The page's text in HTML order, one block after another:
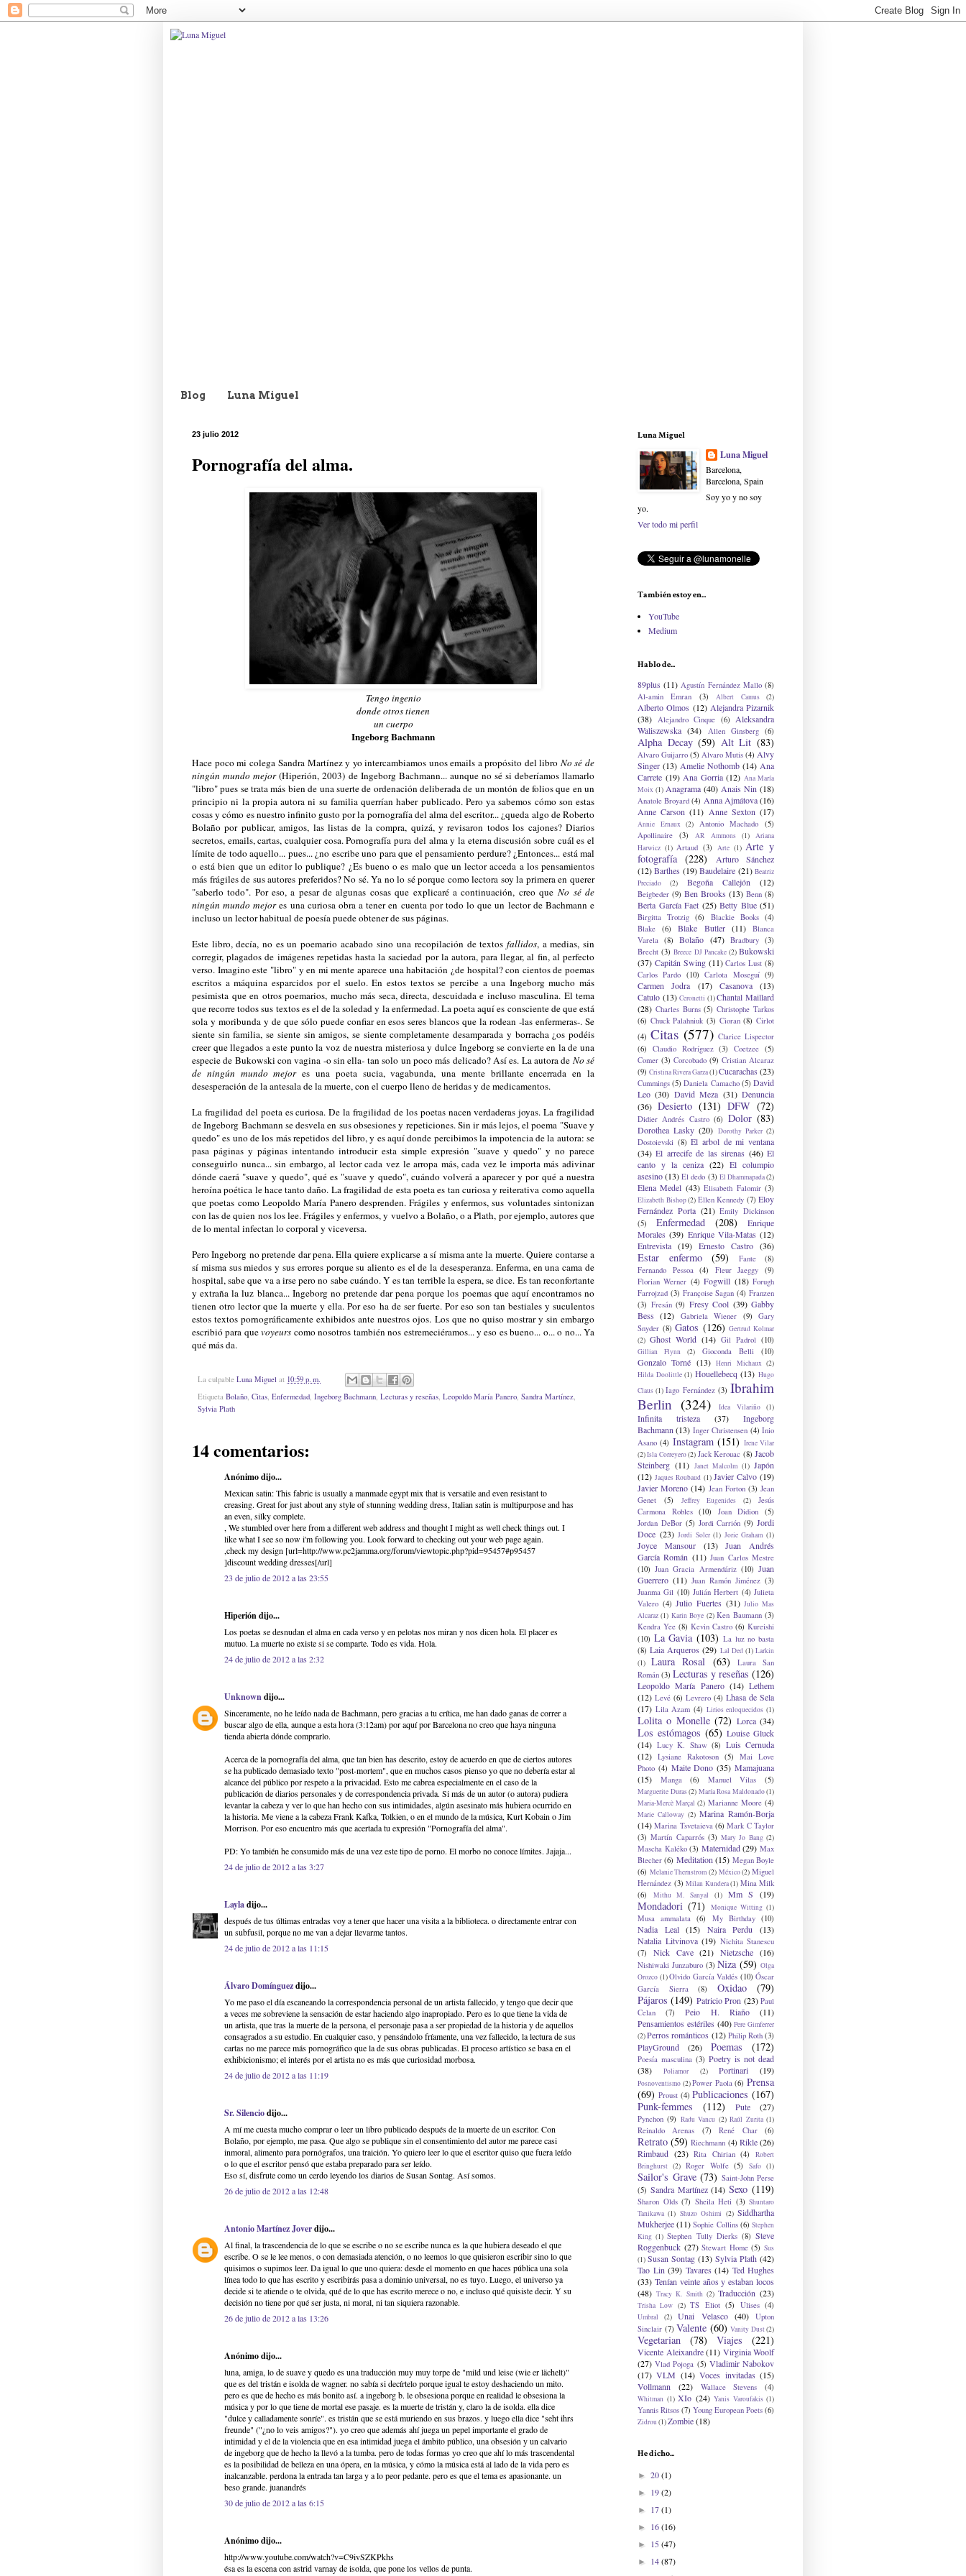
Blog Luna Miguel
23 julio 2012
Pornografía del alma.
Tengo ingenio
donde otros tienen
un cuerpo
Ingeborg Bachmann
Hace poco mi colega Sandra Martínez y yo intercambiamos unos emails a propósito del libro No sé de
ningún mundo mejor(Hiperión, 2003) de Ingeborg Bachmann... aunque no sé si deberíamos llamarlo
"libro" pues se trata más bien de una suerte de ordenación deliberada de un montón de folios que en un
principio ni la propia autora ni su familia querrían haber publicado. Pero ya sabemos cómo son estas
cosas y cómo es nuestro infinito gusto por la pornografía del alma del escritor... ¿queda algo de Roberto
Bolaño por publicar, amigos, las listas de la compra, quizá, y revisaron todos los cajones? Diarios
secretos, emails, cartas, cualquier cosa. Pornografía pura del alma y la eterna discusión sobre cuál es el
límite de todo aquello... pues... ¿no escribe uno para que el pensamiento perdure? ¿Entonces... está mal
o está bien que un editor lo publique? ¿Es bueno o es malo que un lector acceda a los pensamientos
más frágiles de sus autores preferidos? No sé. Ya no lo sé porque como lectora soy la primera en querer
"saberlo todo". Por eso, a pesar de algunas cosas que explicaré a continuación, creo queNo sé de
ningún mundo mejores una curiosa obra a tener en cuenta por todo lo que un lector de Bachmann e
incluso un lector habitual de poesía puede obtener de sus páginas.
Este libro, decía, no es un poemario acabado sino una recopilación de textos fallidos, a medias, sin
corregir, plagados de imágenes repetidas hasta la saciedad por la autora, para llegar, al fin, al perfecto
verso. Imagino este "libro" y en mi mente aparece una habitación ¿de hospital? con cientos de poemas
escritos a máquina esparcidos por el suelo. En estos textos se percibe a una Ingeborg mucho más
pesimista que en otros poemarios, mucho más seca, directa, descuidada e incluso masculina. El tema
que recorre todos sus textos es el de la soledad y la enfermedad. La poeta aquí es consciente de que está
sola y moribunda y de que sólo puede confiar en esos seres blancos que la rodean -las enfermeras-. Se
siente sin familia, se siente sin amigos, se siente completamente desamparada y borracha ¿os podéis
creer que llegados a este punto la voz de nuestra misteriosa y dulce Ingeborg se convierte en la de una
especie de Bukowski con vagina -o sin ella- tan solo un poco más delicado? Así es. La autora de No sé
de ningún mundo mejores una poeta sucia, vagabunda, una mente brillante encerrada en la
desesperación de la antesala de la muerte, con el cuerpo lleno de heridas y de medicamentos.
La fragilidad del poeta es curiosa. De la fragilidad de los poetas nacen verdaderas joyas. La fragilidad
de Ingeborg Bachmann se desvela en sus obsesiones y repeticiones. Sin ir más lejos, el poema "Suave y
quedo" es uno de los más repetidos del libro, y es aquí donde percibimos la impotencia de la autora: se
pasa páginas y páginas intentando introducir esta simple expresión "suave y quedo" y no parece
conseguirlo nunca... sin embargo, al lector cada vez le arropa más, cada vez le importa más adivinar
dónde caerá "suave y quedo", qué es "suave y quedo", cuándo volverá a aparecer y por qué a nuestra
heroína poética le hace tanto daño. La fragilidad de esta poeta es tan curiosa y reiterativa como aquella
que poetas como Leopoldo María Panero desprenden. Frágiles y enfermos, sus voluntades sintonizan
con las de quien nos los lee. Frágiles y enfermos, y vuelvo a Bolaño, o a Plath, por ejemplo, autores que
de lo mental infectan lo corporal y viceversa.
Pero Ingeborg no pretende dar pena. Ella quiere explicarse a sí misma ante la muerte. Quiere contarse a
sí misma sus miedos y sus errores porque su aliento es el de la desesperanza. Enferma, en una cama de
hospital, sabe que va a irse pero no sabe cuándo. Y es tan terrible la espera, se dice. Es tan reconfortante
y extraña la luz blanca... Ingeborg no pretende dar pena porque los poemas que aquí encontramos no
tienen otro lector que la muerte y ella. Por eso ha de ser fuerte. Por eso son tan bestiales y suculentos
estos textos pornográficamente exhibidos ante nuestros ojos. Los que no quiso mostrar y sin embargo
escribió para quevoyeurs como nosotros también nos estremeciéramos... y eso es bueno... o... o no... Ya
qué más da.
La culpable Luna Miguel at 10:59 p. m.
Etiqueta Bolaño, Citas, Enfermedad, Ingeborg Bachmann, Lecturas y reseñas, Leopoldo María Panero, Sandra Martínez,
Sylvia Plath
14 comentarios:
Anónimo dijo...
Mexican satin: This fabric is usually a manmade egypt mix that is versatile and even resistant to
creasing. Great for just about any style of stunning wedding dress, Italian satin is multipurpose and has
an even, silky complete.
, We stumbled over here from a different web address and thought I might as well check things out. I
like what I see so now i'm following you. Look forward to checking out your web page again.
,check my design [url=http://www.pc2jamma.org/forum/viewtopic.php?pid=95457#p95457
]discount wedding dresses[/url]
23 de julio de 2012 a las 23:55
Hiperión dijo...
Los poetas se desnudan el alma en cada verso y en pelotas nos miran y nos dicen hola. El placer es
mutuo. La muerte no existe si se comparte. Todo es vida. Hola.
24 de julio de 2012 a las 2:32
Unknowndijo...
Sinceramente, no he leído nada de Bachmann, pero gracias a tu crítica, me han dado ganas de correr a
buscar algo de ella, aunque a esta hora (3:12am) por aquí por Barcelona no creo que haya ninguna
tienda abierta dónde comprarlo.
Acerca de la pornografía del alma, que tan bien has descrito, estoy de acuerdo en que de ciertos autores
se ha publicado demasiado texto "post-mortem", que en muchos casos pienso yo que no debería estar al
alcance del público por respeto a la privacidad. Esto me cabrea especialmente en el caso de la
publicación de diarios personales y de correspondencia privada. Si más de un autor (o autora) pudiera
levantar la cabeza y ver lo que han hecho con sus intimidades, algún asesinato más hubiera ocurrido en
la historia. Me viene a la cabeza Frank Kafka, Tolkien, o en el mundo de la música, Kurt Kobain o Jim
Morrison. Por eso encuentro más que acertada tu expresión "Pornografía del alma".
PD: Yo también he consumido más de una vez este tipo de porno. El morbo no conoce límites. Jajaja...
24 de julio de 2012 a las 3:27
Layladijo...
después de tus últimas entradas voy a tener que hacer una visita a la biblioteca. o directamente entrar con
un subfusil, porque no me van a dejar llevarme tantos.
24 de julio de 2012 a las 11:15
Álvaro Domínguezdijo...
Yo me paso el día escaneando la correspondencia personal de un artista fallecido, y tengo que decir que
a veces me sobreviene la sensación de estar haciendo algo inapropiado. Pero es lo que tiene la vida de
un artista, que tras la muerte de la persona, el personaje pasa a ser propiedad de la historia y de aquellos
consagrados a su estudio. En cualquier caso, y pensándolo fríamente, una vez fallecido, la lectura de sus
cartas no me parece más pornográfico que la de sus obras publicadas. El proceso artístico se basa en el
exhibicionismo; el interés por el artista no es más que curiosidad morbosa.
24 de julio de 2012 a las 11:19
Sr. Silenciodijo...
A mí me cuesta mucho comprar o leer un libro publicado después de la muerte de un escritor. Con
Bolaño, por ejemplo, me pasa. Que algo se publique sin el consentimiento del autor me parece casi
inmoral, alimento para pornógrafos, una traición. Yo quiero leer lo que el escritor quiso que fuera leído
o lo que el escritor pensó que estaba preparado para ser leído.
Eso sí, disfrute como un cerdo leyendo los diarios de Susan Sontag. Así somos.
26 de julio de 2012 a las 12:48
Antonio Martínez Joverdijo...
Al final, la trascendencia de lo que se escribe o no se escribe nunca es la que hubiera deseado el que
escribe. O se le lee menos, o con demasiada atención, o no leemos lo que quisieron escribir sino lo que
quisimos o supimos leer. Da igual lo que uno quiera: desde el momento en que haces pública una sola
línea todo lo que has escrito y escribirás pasa a dominio universal, no es tuyo. Luego, el universo ya
decide si te atiende o te olvida, qué de lo que has escrito merece o no, e incluso qué quisiste decir. Y su
decisión no tiene por qué ser justa, ni moral, ni tan siquiera razonable.
26 de julio de 2012 a las 13:26
Anónimo dijo...
luna, amiga, lo de suave y quedo es una traducción muy muy torpe de "mild und leise (wie er lächelt)"
que es del tristán e isolda de wagner. no sabía si decírtelo porque igual te estoy deshaciendo un mito.
pero es que de hecho es más bonito así. a ingeborg b. le obsesiona porque en realidad le obsesiona la
música y por lo que tiene de mortal ese pasaje. es la muerte de tristán y, claro la de isolda. ella dice
"dulce y calladamente sonríe". es tristán que se está muriendo en sus brazos. y luego ella dice "seht ihrs
freunde" ("¿no lo veis amigos?"). yo creo que además ahí juega un pepel importante el grado de
intimidad y el de la violencia que en esa intimidad juega el ámbito público, una obsesión y un calvario
de ingeborg que de hecho la llevó a la tumba. pero de todas formas yo creo que ahí lo más trascendental
es la posibilidad de belleza en una ópera, en la música, y cómo la música está al lado de la vida pero es
inalcanzable. perdona la entrada tan larga y a lo peor pedante. pero es que el tema es apasionante. un
beso grande. juanandrés
30 de julio de 2012 a las 6:15
Anónimo dijo...
http://www.youtube.com/watch?v=C9ivSZKPkhs
ésa es la escena con astrid varnay de isolda, que pone los vellos de punta.
Luna Miguel
Luna Miguel
Barcelona,
Barcelona, Spain
Soy yo y no soy
yo.
Ver todo mi perfil
También estoy en...
YouTube
Medium
Hablo de...
89plus (11) Agustín Fernández Mallo (8)
Al-amin Emran
(3) Albert Camus (2)
Alberto Olmos (12) Alejandra Pizarnik
(38)
Alejandro Cinque (6)
Aleksandra
Waliszewska (34) Allen Ginsberg (6)
Alpha Decay (59) Alt Lit (83)
Alvaro Guijarro (5) Alvaro Mutis (4) Alvy
Singer (13) Amelie Nothomb (14) Ana
Carrete (19) Ana Gorria (12) Ana María
Moix (1) Anagrama (40) Anais Nin (18)
Anatole Broyard (4) Anna Ajmátova (16)
Anne Carson (11) Anne Sexton (17)
Annie Ernaux (2) Antonio Machado
(5)
Apollinaire
(3) AR Ammons (1)
Ariana
Harwicz (1) Artaud (3) Arte (1) Arte y
fotografía (228)
Arturo Sánchez
(12) Barthes (19) Baudelaire (21) Beatriz
Preciado
(2) Begoña Callejón (12)
Beigbeder (9) Ben Brooks (13) Benn (8)
Berta García Faet (25) Betty Blue (51)
Birgitta Trotzig (6) Blackie Books (4)
Blake
(6) Blake Butler (11)
Blanca
Varela
(8) Bolaño (47) Bradbury (3)
Brecht (3) Breece DJ Pancake (2) Bukowski
(37) Capitán Swing (11) Carlos Lust (8)
Carlos Pardo (10) Carlota Moseguí (9)
Carmen Jodra (17) Casanova
(13)
Catulo (13) Ceronetti (1) Chantal Maillard
(28) Charles Burns (5) Christophe Tarkos
(6) Chuck Palahniuk (3) Cioran (8) Cirlot
(4) Citas (577) Clarice Lispector
(6)
Claudio Rodríguez (3) Coetzee (5)
Comer (3) Corcobado (9) Cristian Alcaraz
(9) Cristina Rivera Garza(1)Cucarachas (23)
Cummings (5) Daniela Camacho (5) David
Leo (30) David Meza (31) Denuncia
(36) Desierto (131) DFW (72)
Didier Andrés Castro (6) Dolor (83)
Dorothea Lasky (20) Dorothy Parker (2)
Dostoievski (8) El arbol de mi ventana
(34) El arrecife de las sirenas (46) El
canto y la ceniza (22) El columpio
asesino(13) El dedo (3) El Dhammapada(2)
Elena Medel (43) Elisabeth Falomir (3)
Elizabeth Bishop(2) Ellen Kennedy (7) Eloy
Fernández Porta (21) Emily Dickinson
(5)
Enfermedad (208)
Enrique
Morales (39) Enrique Vila-Matas (12)
Entrevista (19) Ernesto Castro (36)
Estar enfermo (59) Fante
(8)
Fernando Pessoa
(4) Fleur Jaeggy
(9)
Florian Werner (4) Fogwill (18) Forugh
Farrojzad (3) Françoise Sagan (4) Franzen
(3) Fresán (9) Fresy Cool (39) Gabby
Bess (12) Gabriela Wiener (9)
Gary
Snyder (8) Gatos (126) Gertrud Kolmar
(2) Ghost World (14) Gil Padrol (10)
Gillian Flynn (2) Gioconda Belli (10)
Gonzalo Torné (13) Henri Michaux (2)
Hilda Doolittle (1) Houellebecq (13) Hugo
Claus (1) Iago Fernández (3) Ibrahim
Berlin (324) Idea Vilariño (1)
Infinita tristeza (37)
Ingeborg
Bachmann (13) Inger Christensen (4) Inio
Asano (4) Instagram (151) Irene Vilar
(2)Isla Correyero(2) Jack Kerouac (8) Jacob
Steinberg (11) Janet Malcolm (1) Japón
(12) Jaques Roubaud (1) Javier Calvo (19)
Javier Moreno (14) Jean Forton (3) Jean
Genet
(5) Jeffrey Eugenides (2)
Jesús
Carmona Robles
(10) Joan Didion
(5)
Jordan DeBor (5) Jordi Carrión (9) Jordi
Doce (23) Jordi Soler (1) Jorie Graham (1)
Joyce Mansour (13)
Juan Andrés
García Román (11) Juan Carlos Mestre
(10) Juan Gracia Armendáriz (10) Juan
Guerrero (11) Juan Ramón Jiménez (3)
Juanma Gil (10) Julián Herbert (4) Julieta
Valero (4) Julio Fuertes (31) Julio Mas
Alcaraz (1) Karin Boye (2) Ken Baumann (3)
Kendra Yee (8) Kevin Castro (6) Kureishi
(10) La Gavia (103) La luz no basta
(8) Laia Arqueros (29) Lal Ded (1) Larkin
(1)
Laura Rosal (63)
Laura San
Román (3) Lecturas y reseñas (126)
Leopoldo María Panero (14) Lethem
(12) Levé (6) Levrero (4) Lhasa de Sela
(17) Lila Azam (4) Lirios enloquecidos (1)
Lolita o Monelle (72) Lorca (34)
Los estómagos (65) Louise Gluck
(14) Lucy K. Shaw (8) Luis Cernuda
(12) Lysiane Rakotoson (5)
Mai Love
Photo (4) Maite Dono (35) Mamajuana
(15)
Manga (6) Manuel Vilas (5)
Marguerite Duras(2) María Rosa Maldonado(1)
Maria-Mercè Marçal (2) Marianne Moore (4)
Marie Calloway (2) Marina Ramón-Borja
(14) Marina Tsvetaieva (6) Mark C Taylor
(3) Martín Caparrós (3) Mary Jo Bang (2)
Mascha Kaléko (3) Maternidad (29) Max
Blecher (6) Meditation (15) Megan Boyle
(6) Melanie Thernstrom (2) México (2) Miguel
Hernández (3) Milan Kundera(1) Mina Milk
(6)
Mithu M. Sanyal (1) Mm S (19)
Mondadori (71) Monique Witting (1)
Musa ammalata (6) My Birthday (10)
Nadia Leal (15) Naira Perdu
(13)
Natalia Litvinova (19) Nichita Stanescu
(7)
Nick Cave (21) Nietzsche (16)
Nishiwaki Junzaburo (3) Niza (59) Olga
Orozco (1)Olvido García Valdés (10) Óscar
García Sierra
(8) Oxidao
(79)
Pájaros (149) Patricio Pron (23) Paul
Celan
(7) Peio H. Riaño
(11)
Pensamientos estériles (40) Pere Gimferrer
(2)Perros románticos (12) Philip Roth (3)
PlayGround (26) Poemas (172)
Poesía masculina (3) Poetry is not dead
(38)
Poliamor (2) Portinari (19)
Posnoventismo (2) Power Paola (6) Prensa
(69) Proust (4) Publicaciones (167)
Punk-femmes
(112) Pute (27)
Pynchon (9) Radu Vancu (2) Raúl Zurita (1)
Reinaldo Arenas (7) René Char (6)
Retrato (59) Riechmann (4) Rikle (26)
Rimbaud (23) Rita Chirian (4)
Robert
Bringhurst (2) Roger Wolfe (5) Safo (1)
Sailor's Grave (73) Saint-John Perse
(5) Sandra Martínez (14) Sexo (119)
Sharon Olds (7) Sheila Heti (3) Shuntaro
Tanikawa (1) Shuzo Oshimi (2) Siddhartha
Mukherjee (11) Sophie Collins (6) Stephen
King (1) Stephen Tully Dierks (8) Steve
Roggenbuck (27) Stewart Home (5) Sus
(1) Susan Sontag (13) Sylvia Plath (42)
Tao Lin (39) Tavares (14) Ted Hughes
(33) Tenían veinte años y estaban locos
(48) Tracy K. Smith (2) Traducción (23)
Trisha Low (2) TS Eliot (5) Ulises (4)
Umbral (2) Unai Velasco (40)
Upton
Sinclair (7) Valente (60) Vanity Dust(2)
Vegetarian (78) Viajes (221)
Vicente Aleixandre (11) Virginia Woolf
(27) Vlad Pojoga (5) Vladimir Nabokov
(17) VLM (14) Voces invitadas (15)
Vollmann
(22) Wallace Stevens (4)
Whitman (1) XIo (24) Yanis Varoufakis (1)
Yannis Ritsos (7) Young European Poets (6)
Zidrou(1)Zombie(18)
He dicho...
► 20(1)
► 19(2)
► 17(1)
► 16(16)
► 15(47)
► 14(87)